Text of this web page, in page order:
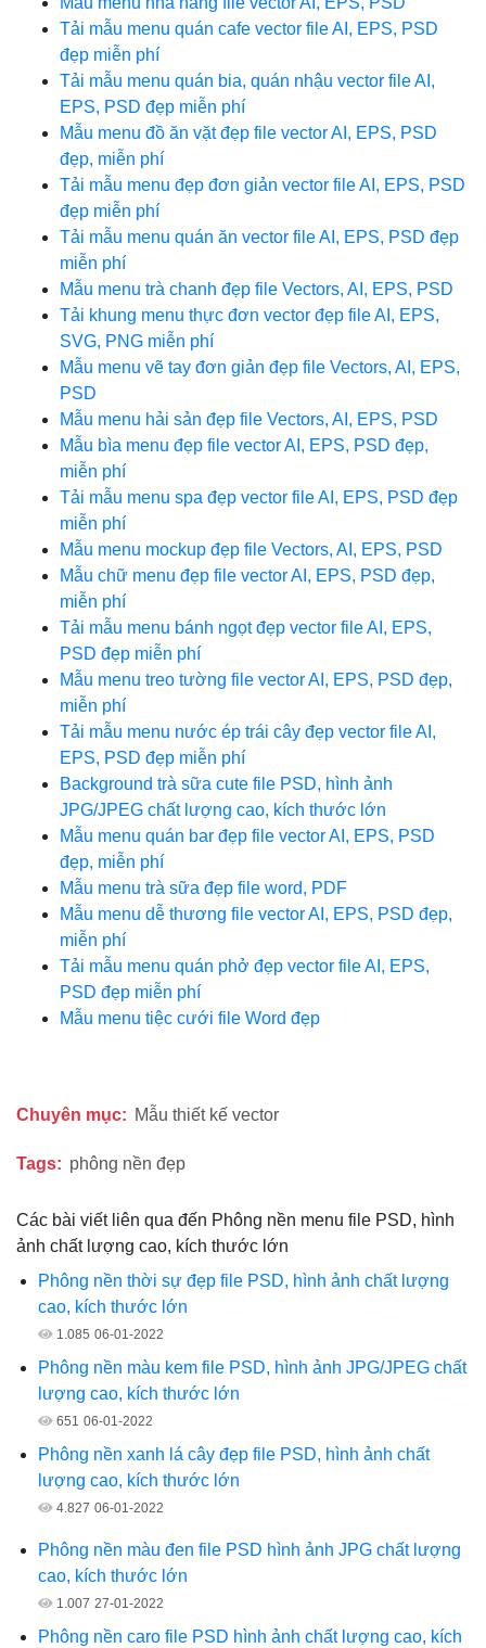
Tải mẫu menu quán cafe vector file AI, EPS, PSD
đẹp miễn phí
Tải mẫu menu quán bia, quán nhậu vector file AI,
EPS, PSD đẹp miễn phí
Mẫu menu đồ ăn vặt đẹp file vector AI, EPS, PSD
đẹp, miễn phí
Tải mẫu menu đẹp đơn giản vector file AI, EPS, PSD
đẹp miễn phí
Tải mẫu menu quán ăn vector file AI, EPS, PSD đẹp
miễn phí
Mẫu menu trà chanh đẹp file Vectors, AI, EPS, PSD
Tải khung menu thực đơn vector đẹp file AI, EPS,
SVG, PNG miễn phí
Mẫu menu vẽ tay đơn giản đẹp file Vectors, AI, EPS,
PSD
Mẫu menu hải sản đẹp file Vectors, AI, EPS, PSD
Mẫu bìa menu đẹp file vector AI, EPS, PSD đẹp,
miễn phí
Tải mẫu menu spa đẹp vector file AI, EPS, PSD đẹp
miễn phí
Mẫu menu mockup đẹp file Vectors, AI, EPS, PSD
Mẫu chữ menu đẹp file vector AI, EPS, PSD đẹp,
miễn phí
Tải mẫu menu bánh ngọt đẹp vector file AI, EPS,
PSD đẹp miễn phí
Mẫu menu treo tường file vector AI, EPS, PSD đẹp,
miễn phí
Tải mẫu menu nước ép trái cây đẹp vector file AI,
EPS, PSD đẹp miễn phí
Background trà sữa cute file PSD, hình ảnh
JPG/JPEG chất lượng cao, kích thước lớn
Mẫu menu quán bar đẹp file vector AI, EPS, PSD
đẹp, miễn phí
Mẫu menu trà sữa đẹp file word, PDF
Mẫu menu dễ thương file vector AI, EPS, PSD đẹp,
miễn phí
Tải mẫu menu quán phở đẹp vector file AI, EPS,
PSD đẹp miễn phí
Mẫu menu tiệc cưới file Word đẹp
Chuyên mục: Mẫu thiết kế vector
Tags: phông nền đẹp
Các bài viết liên qua đến Phông nền menu file PSD, hình
ảnh chất lượng cao, kích thước lớn
Phông nền thời sự đẹp file PSD, hình ảnh chất lượng
cao, kích thước lớn
1.085 06-01-2022
Phông nền màu kem file PSD, hình ảnh JPG/JPEG chất
lượng cao, kích thước lớn
651 06-01-2022
Phông nền xanh lá cây đẹp file PSD, hình ảnh chất
lượng cao, kích thước lớn
4.827 06-01-2022
Phông nền màu đen file PSD hình ảnh JPG chất lượng
cao, kích thước lớn
1.007 27-01-2022
Phông nền caro file PSD hình ảnh chất lượng cao, kích